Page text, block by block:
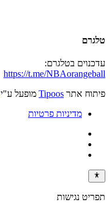
טלגרם
עדכנוים בטלגרם:
https://t.me/NBAorangeball
פיתוח אתר Tipoos מופעל ע"י
מדיניות פרטיות
תפריט נגישות